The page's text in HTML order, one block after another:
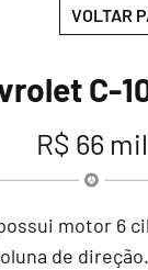
VOLTAR
C-
R$ 66 mil
motor 6
de